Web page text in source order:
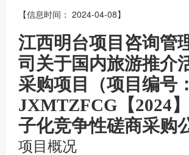
【信息时间： 2024-04-08】
江西明台项目咨询管
司关于国内旅游推介
采购项目（项目编号：
JXMTZFCG【2024
子化竞争性磋商采购
项目概况